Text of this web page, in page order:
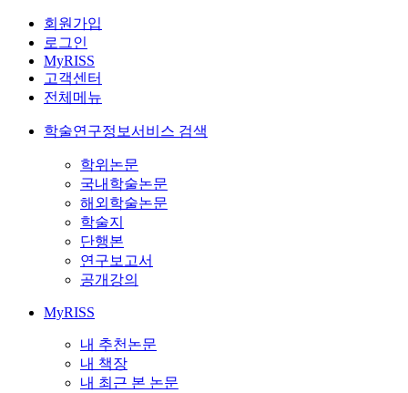
회원가입
로그인
MyRISS
고객센터
전체메뉴
학술연구정보서비스 검색
학위논문
국내학술논문
해외학술논문
학술지
단행본
연구보고서
공개강의
MyRISS
내 추천논문
내 책장
내 최근 본 논문